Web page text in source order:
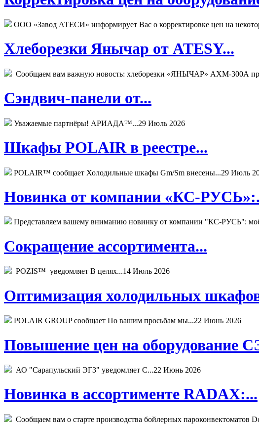
ООО «Завод АТЕСИ» информирует Вас о корректировке цен на
Хлеборезки Янычар от ATESY...
Сообщаем вам важную новость: хлеборезки «ЯНЫЧАР» АХМ-300А
Сэндвич-панели от...
Уважаемые партнёры! АРИАДА™...29 Июль 2026
Шкафы POLAIR в реестре...
POLAIR™ сообщает Холодильные шкафы Gm/Sm внесены...29 Июль
Новинка от компании «КС-
Представляем вашему вниманию новинку от компании "КС-РУСЬ":
Сокращение ассортимента...
POZIS™ уведомляет В целях...14 Июль 2026
Оптимизация холодильных
POLAIR GROUP сообщает По вашим просьбам мы...22 Июнь 2026
Повышение цен на оборудование
АО "Сарапульский ЭГЗ" уведомляет С...22 Июнь 2026
Новинка в ассортименте RADAX:...
Сообщаем вам о старте производства бойлерных пароконвектоматов